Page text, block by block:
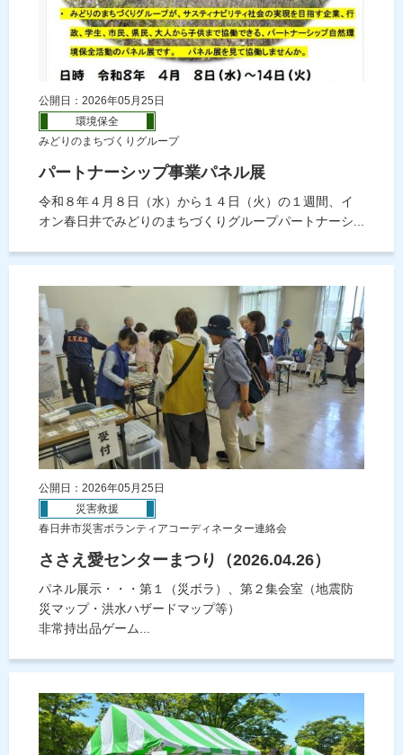
公開日：2026年05月25日
環境保全
みどりのまちづくりグループ
パートナーシップ事業パネル展
令和８年４月８日（水）から１４日（火）の１週間、イ
オン春日井でみどりのまちづくりグループパートナーシ...
公開日：2026年05月25日
災害救援
春日井市災害ボランティアコーディネーター連絡会
ささえ愛センターまつり（2026.04.26）
パネル展示・・・第１（災ボラ）、第２集会室（地震防
災マップ・洪水ハザードマップ等）
非常持出品ゲーム...